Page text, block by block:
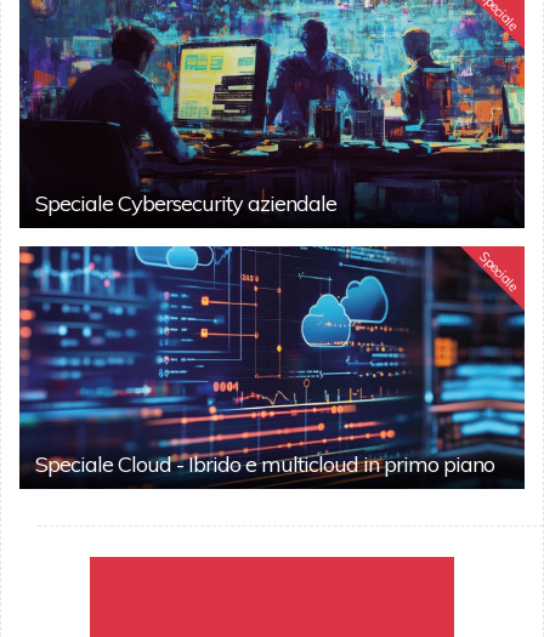
Speciale
Speciale Cybersecurity aziendale
Speciale
Speciale Cloud - Ibrido e multicloud in primo piano